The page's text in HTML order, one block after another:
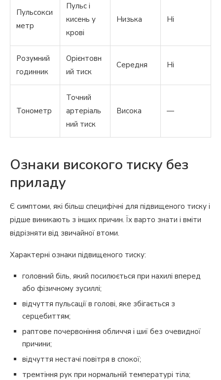
Пульсокси
метр
Пульс і
кисень у
крові
Низька Ні
Розумний
годинник
Орієнтовн
ий тиск
Середня Ні
Тонометр
Точний
артеріаль
ний тиск
Висока —
Ознаки високого тиску без
приладу
Є симптоми, які більш специфічні для підвищеного тиску і
рідше виникають з інших причин. Їх варто знати і вміти
відрізняти від звичайної втоми.
Характерні ознаки підвищеного тиску:
головний біль, який посилюється при нахилі вперед
або фізичному зусиллі;
відчуття пульсації в голові, яке збігається з
серцебиттям;
раптове почервоніння обличчя і шиї без очевидної
причини;
відчуття нестачі повітря в спокої;
тремтіння рук при нормальній температурі тіла;